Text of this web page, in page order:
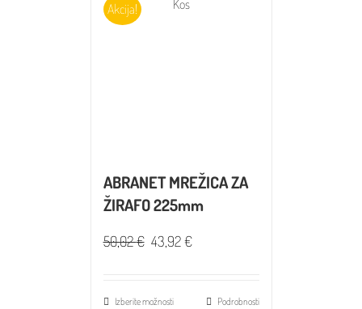
Akcija!
ABRANET MREŽICA ZA
ŽIRAFO 225mm
50,02€ 43,92€
Izberite možnosti Podrobnosti